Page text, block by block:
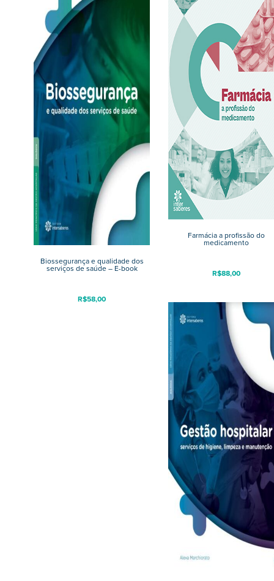
Biossegurança e qualidade dos
serviços de saúde – E-book
R$58,00
Farmácia a profissão do
medicamento
R$88,00